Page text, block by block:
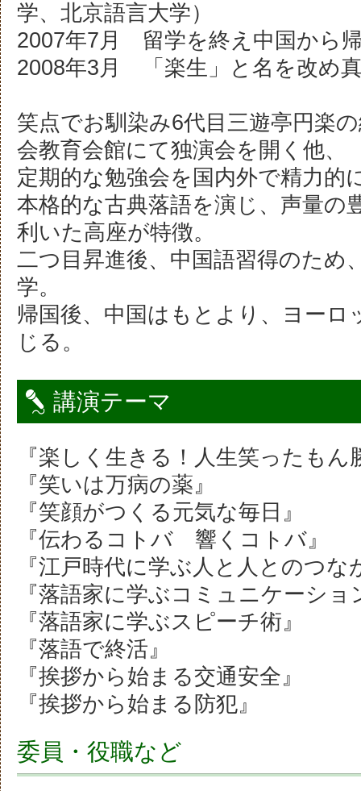
学、北京語言大学）
2007年7月 留学を終え中国から
2008年3月 「楽生」と名を改め
笑点でお馴染み6代目三遊亭円楽
会教育会館にて独演会を開く他、
定期的な勉強会を国内外で精力的
本格的な古典落語を演じ、声量の
利いた高座が特徴。
二つ目昇進後、中国語習得のため
学。
帰国後、中国はもとより、ヨーロ
じる。
講演テーマ
『楽しく生きる！人生笑ったもん
『笑いは万病の薬』
『笑顔がつくる元気な毎日』
『伝わるコトバ 響くコトバ』
『江戸時代に学ぶ人と人とのつな
『落語家に学ぶコミュニケーショ
『落語家に学ぶスピーチ術』
『落語で終活』
『挨拶から始まる交通安全』
『挨拶から始まる防犯』
委員・役職など